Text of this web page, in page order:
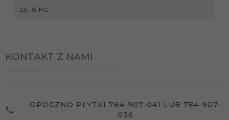
23,18 KG
KONTAKT Z NAMI
OPOCZNO PŁYTKI 784-907-041 LUB 784-907-
036